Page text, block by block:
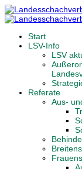
Start
LSV-Info
LSV
Referate
Aus-